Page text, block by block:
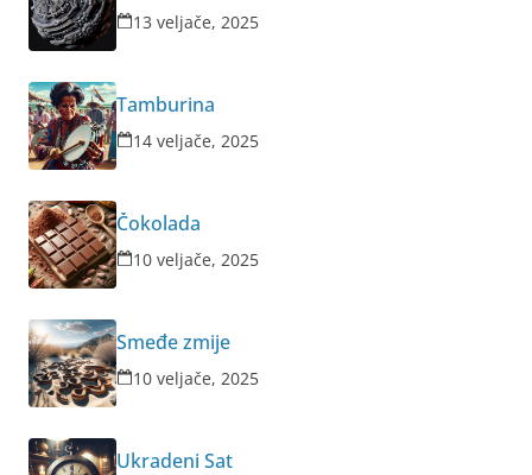
13 veljače, 2025
Tamburina
14 veljače, 2025
Čokolada
10 veljače, 2025
Smeđe zmije
10 veljače, 2025
Ukradeni Sat